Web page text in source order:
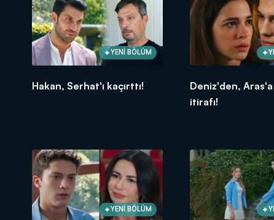
YENİ BÖLÜM
Hakan, Serhat'ı kaçırttı!
Deniz'den,
itirafı!
YENİ BÖLÜM